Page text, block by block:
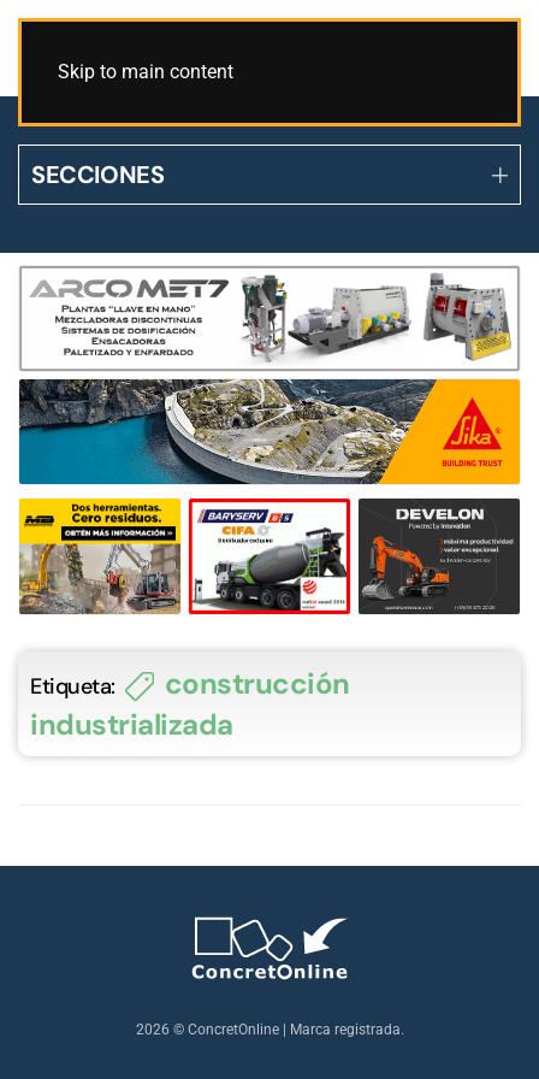
Skip to main content
SECCIONES
Etiqueta:
construcción
industrializada
2026 © ConcretOnline | Marca registrada.